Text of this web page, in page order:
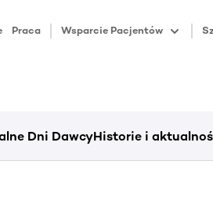
Praca Wsparcie Pacjentów
Dni DawcyHistorie i